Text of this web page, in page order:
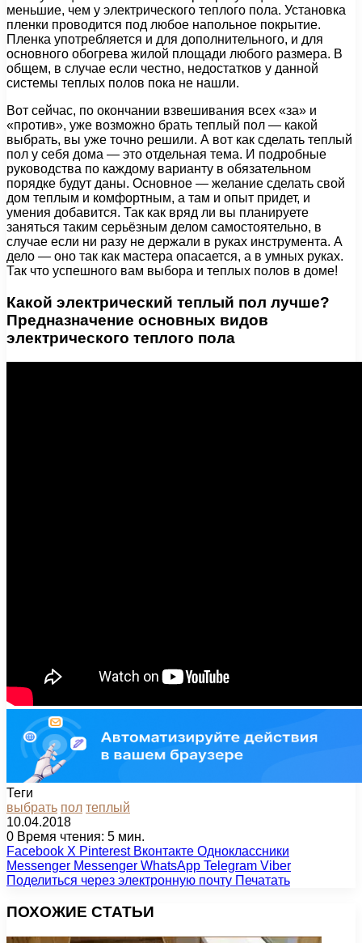
меньшие, чем у электрического теплого пола. Установка
пленки проводится под любое напольное покрытие.
Пленка употребляется и для дополнительного, и для
основного обогрева жилой площади любого размера. В
общем, в случае если честно, недостатков у данной
системы теплых полов пока не нашли.
Вот сейчас, по окончании взвешивания всех «за» и
«против», уже возможно брать теплый пол — какой
выбрать, вы уже точно решили. А вот как сделать теплый
пол у себя дома — это отдельная тема. И подробные
руководства по каждому варианту в обязательном
порядке будут даны. Основное — желание сделать свой
дом теплым и комфортным, а там и опыт придет, и
умения добавится. Так как вряд ли вы планируете
заняться таким серьёзным делом самостоятельно, в
случае если ни разу не держали в руках инструмента. А
дело — оно так как мастера опасается, а в умных руках.
Так что успешного вам выбора и теплых полов в доме!
Какой электрический теплый пол лучше?
Предназначение основных видов
электрического теплого пола
Теги
выбрать пол теплый
10.04.2018
0 Время чтения: 5 мин.
Facebook X Pinterest Вконтакте Одноклассники
Messenger Messenger WhatsApp Telegram Viber
Поделиться через электронную почту Печатать
ПОХОЖИЕ СТАТЬИ